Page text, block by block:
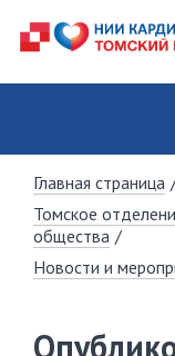
Главная страница
Томское
общества /
Новости и